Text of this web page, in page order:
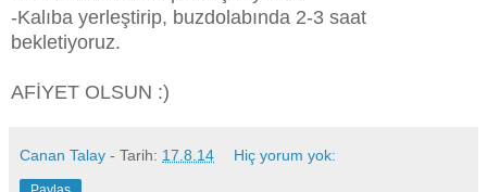
-Kalıba yerleştirip, buzdolabında 2-3 saat
bekletiyoruz.
AFİYET OLSUN :)
Canan Talay - Tarih: 17.8.14 Hiç yorum yok: